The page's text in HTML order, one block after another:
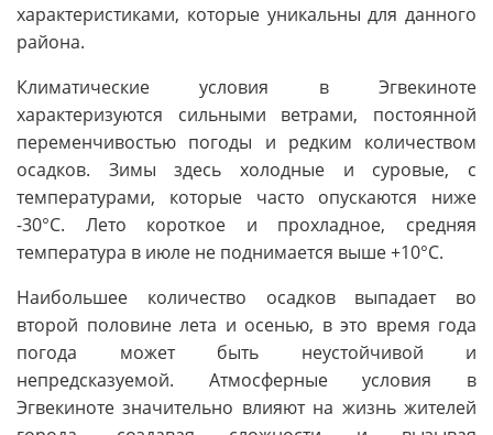
характеристиками, которые уникальны для данного
района.
Климатические условия в Эгвекиноте
характеризуются сильными ветрами, постоянной
переменчивостью погоды и редким количеством
осадков. Зимы здесь холодные и суровые, с
температурами, которые часто опускаются ниже
-30°C. Лето короткое и прохладное, средняя
температура в июле не поднимается выше +10°C.
Наибольшее количество осадков выпадает во
второй половине лета и осенью, в это время года
погода может быть неустойчивой и
непредсказуемой. Атмосферные условия в
Эгвекиноте значительно влияют на жизнь жителей